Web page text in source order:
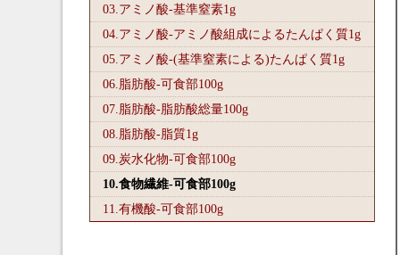
03.アミノ酸-基準窒素1g
04.アミノ酸-アミノ酸組成によるたんぱく質1g
05.アミノ酸-(基準窒素による)たんぱく質1g
06.脂肪酸-可食部100g
07.脂肪酸-脂肪酸総量100g
08.脂肪酸-脂質1g
09.炭水化物-可食部100g
10.食物繊維-可食部100g
11.有機酸-可食部100g